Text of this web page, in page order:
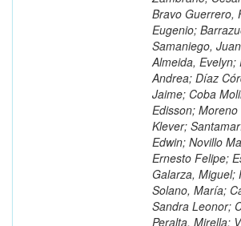
Bravo Guerrero,
Eugenio;
Samaniego,
Almeida, Evelyn;
Andrea; Díaz
Jaime; Coba
Edisson; Moreno
Klever;
Edwin; Novillo
Ernesto Felipe;
Galarza, Miguel;
Solano, María;
Sandra Leonor;
Peralta, Mirella;